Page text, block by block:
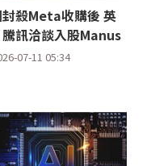
封殺Meta收購後 英
訊洽談入股Manus
07-11 05:34